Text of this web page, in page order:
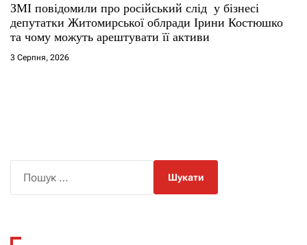
ЗМІ повідомили про російський слід у бізнесі
депутатки Житомирської облради Ірини Костюшко
та чому можуть арештувати її активи
3 Серпня, 2026
к